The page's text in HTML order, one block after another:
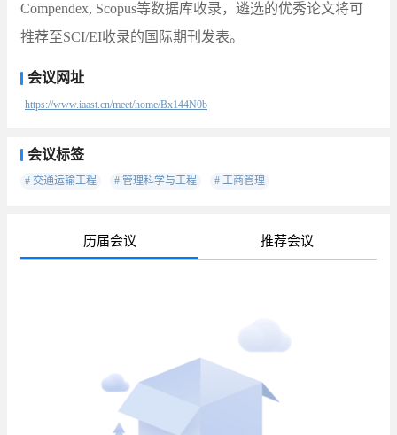
Compendex, Scopus等数据库收录，遴选的优秀论文将可
推荐至SCI/EI收录的国际期刊发表。
会议网址
https://www.iaast.cn/meet/home/Bx144N0b
会议标签
# 交通运输工程 # 管理科学与工程 # 工商管理
历届会议 推荐会议